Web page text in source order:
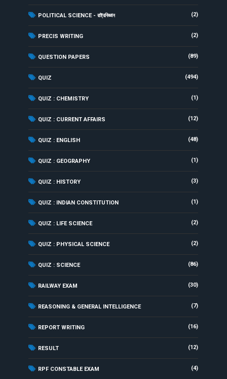
POLITICAL SCIENCE - রাষ্ট্রবিজ্ঞান (2)
PRECIS WRITING (2)
QUESTION PAPERS (89)
QUIZ (494)
QUIZ : CHEMISTRY (1)
QUIZ : CURRENT AFFAIRS (12)
QUIZ : ENGLISH (48)
QUIZ : GEOGRAPHY (1)
QUIZ : HISTORY (3)
QUIZ : INDIAN CONSTITUTION (1)
QUIZ : LIFE SCIENCE (2)
QUIZ : PHYSICAL SCIENCE (2)
QUIZ : SCIENCE (86)
RAILWAY EXAM (30)
REASONING & GENERAL INTELLIGENCE (7)
REPORT WRITING (16)
RESULT (12)
RPF CONSTABLE EXAM (4)